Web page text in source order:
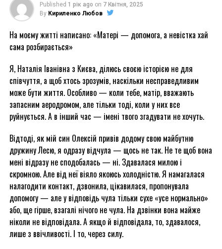
Published 1 рік ago on 7 Квітня, 2025
By Кириленко Любов
На моєму житті написано: «Матері — допомога, а невістка хай
сама розбирається»
Я, Наталія Іванівна з Києва, ділюсь своєю історією не для
співчуття, а щоб хтось зрозумів, наскільки несправедливим
може бути життя. Особливо — коли тебе, матір, вважають
запасним аеродромом, але тільки тоді, коли у них все
руйнується. А в інший час — імені твого згадувати не хочуть.
Відтоді, як мій син Олексій привів додому свою майбутню
дружину Лесю, я одразу відчула — щось не так. Не те щоб вона
мені відразу не сподобалась — ні. Здавалася милою і
скромною. Але від неї віяло якоюсь холодністю. Я намагалася
налагодити контакт, дзвонила, цікавилася, пропонувала
допомогу — але у відповідь чула тільки сухе «усе нормально»
або, ще гірше, взагалі нічого не чула. На дзвінки вона майже
ніколи не відповідала. А якщо й відповідала, то, здавалося,
лише з ввічливості. І то, через силу.